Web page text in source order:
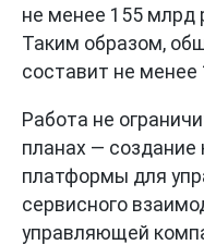
не менее 155 млрд
Таким образом,
составит не менее
Работа не
планах —
платформы для
сервисного
управляющей